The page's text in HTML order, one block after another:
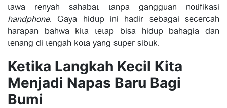
tawa renyah sahabat tanpa gangguan notifikasi
handphone. Gaya hidup ini hadir sebagai secercah
harapan bahwa kita tetap bisa hidup bahagia dan
tenang di tengah kota yang super sibuk.
Ketika Langkah Kecil Kita
Menjadi Napas Baru Bagi
Bumi